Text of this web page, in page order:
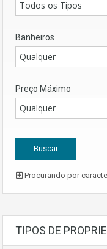
Todos os Tipos
Banheiros
Qualquer
Preço Máximo
Qualquer
Procurando por
TIPOS DE